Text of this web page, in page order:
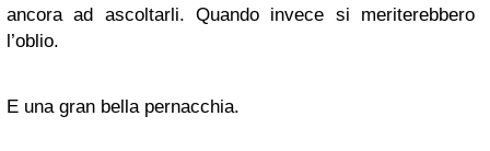
ancora ad ascoltarli. Quando invece si meriterebbero
l’oblio.
E una gran bella pernacchia.